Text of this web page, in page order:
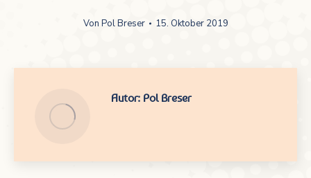
Von Pol Breser 15. Oktober 2019
Autor: Pol Breser